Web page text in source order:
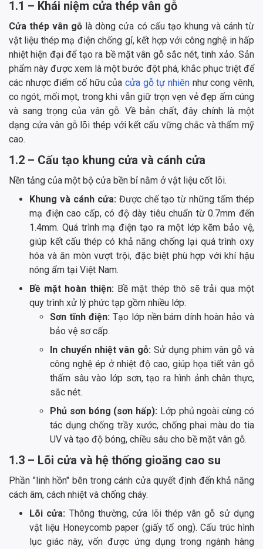
1.1 – Khái niệm cửa thép vân gỗ
Cửa thép vân gỗ là dòng cửa có cấu tạo khung và cánh từ
vật liệu thép mạ điện chống gỉ, kết hợp với công nghệ in hấp
nhiệt hiện đại để tạo ra bề mặt vân gỗ sắc nét, tinh xảo. Sản
phẩm này được xem là một bước đột phá, khắc phục triệt để
các nhược điểm cố hữu của cửa gỗ tự nhiên như cong vênh,
co ngót, mối mọt, trong khi vẫn giữ trọn vẹn vẻ đẹp ấm cúng
và sang trọng của vân gỗ. Về bản chất, đây chính là một
dạng cửa vân gỗ lõi thép với kết cấu vững chắc và thẩm mỹ
cao.
1.2 – Cấu tạo khung cửa và cánh cửa
Nền tảng của một bộ cửa bền bỉ nằm ở vật liệu cốt lõi.
Khung và cánh cửa: Được chế tạo từ những tấm thép
mạ điện cao cấp, có độ dày tiêu chuẩn từ 0.7mm đến
1.4mm. Quá trình mạ điện tạo ra một lớp kẽm bảo vệ,
giúp kết cấu thép có khả năng chống lại quá trình oxy
hóa và ăn mòn vượt trội, đặc biệt phù hợp với khí hậu
nóng ẩm tại Việt Nam.
Bề mặt hoàn thiện: Bề mặt thép thô sẽ trải qua một
quy trình xử lý phức tạp gồm nhiều lớp:
Sơn tĩnh điện:Tạo lớp nền bám dính hoàn hảo và
bảo vệ sơ cấp.
In chuyển nhiệt vân gỗ: Sử dụng phim vân gỗ và
công nghệ ép ở nhiệt độ cao, giúp họa tiết vân gỗ
thấm sâu vào lớp sơn, tạo ra hình ảnh chân thực,
sắc nét.
Phủ sơn bóng (sơn hấp): Lớp phủ ngoài cùng có
tác dụng chống trầy xước, chống phai màu do tia
UV và tạo độ bóng, chiều sâu cho bề mặt vân gỗ.
1.3 – Lõi cửa và hệ thống gioăng cao su
Phần "linh hồn" bên trong cánh cửa quyết định đến khả năng
cách âm, cách nhiệt và chống cháy.
Lõi cửa: Thông thường, cửa lõi thép vân gỗ sử dụng
vật liệu Honeycomb paper (giấy tổ ong). Cấu trúc hình
lục giác này, vốn được ứng dụng trong ngành hàng